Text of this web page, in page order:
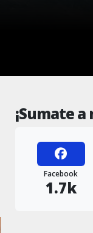
¡Sumate
Facebook
1.7k